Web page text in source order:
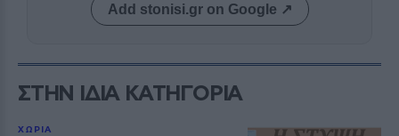
Add stonisi.gr on Google ↗
ΣΤΗΝ ΙΔΙΑ ΚΑΤΗΓΟΡΙΑ
ΧΩΡΙΑ